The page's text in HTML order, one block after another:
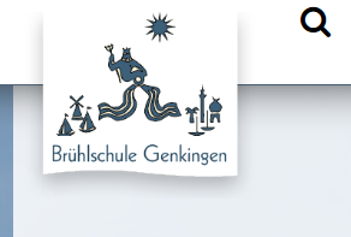
"/site/Sonnenbuehl-